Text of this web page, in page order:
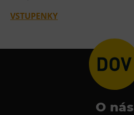
Restaurace VP ART
CØKAFE Dolní Vítkovice
VSTUPENKY
O nás